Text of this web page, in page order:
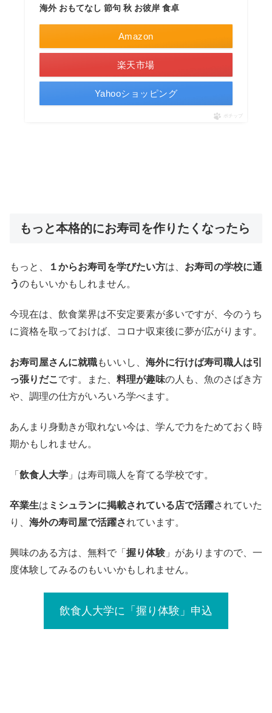
海外 おもてなし 節句 秋 お彼岸 食卓
Amazon
楽天市場
Yahooショッピング
ポチップ
もっと本格的にお寿司を作りたくなったら
もっと、 １からお寿司を学びたい方は、 お寿司の学校に通
うのもいいかもしれません。
今現在は、飲食業界は不安定要素が多いですが、今のうち
に資格を取っておけば、コロナ収束後に夢が広がります。
お寿司屋さんに就職もいいし、 海外に行けば寿司職人は引
っ張りだこ です。また、 料理が趣味の人も、魚のさばき方
や、調理の仕方がいろいろ学べます。
あんまり身動きが取れない今は、学んで力をためておく時
期かもしれません。
「 飲食人大学 」は寿司職人を育てる学校です。
卒業生は ミシュランに掲載されている店で活躍されていた
り、 海外の寿司屋で活躍されています。
興味のある方は、無料で「 握り体験 」がありますので、一
度体験してみるのもいいかもしれません。
飲食人大学に「握り体験」申込